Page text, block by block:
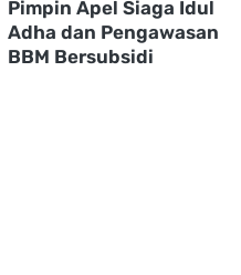
Pimpin Apel Siaga Idul
Adha dan Pengawasan
BBM Bersubsidi